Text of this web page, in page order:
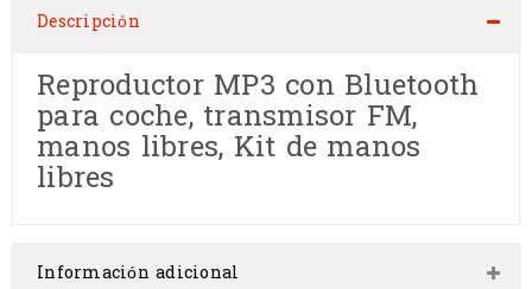
Descripción
Reproductor MP3 con Bluetooth
para coche, transmisor FM,
manos libres, Kit de manos
libres
Información adicional